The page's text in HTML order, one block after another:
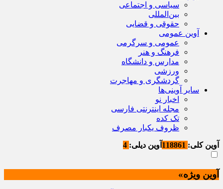
سیاسی و اجتماعی
بین‌المللی
حقوقی و قضایی
آوین عمومی
عمومی و سرگرمی
فرهنگ و هنر
مدارس و دانشگاه
ورزشی
گردشگری و مهاجرت
سایر آوینی‌ها
اخبار نو
مجله اینترنتی فارسی
تک کده
ظروف یکبار مصرف
آوین کلی: آوین دیلی:
آوین ویژه»